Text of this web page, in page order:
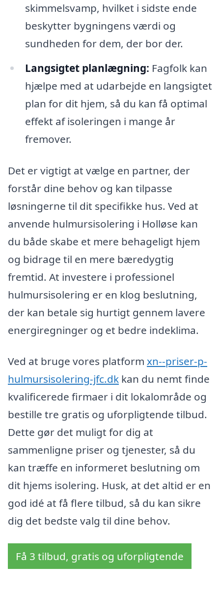
skimmelsvamp, hvilket i sidste ende
beskytter bygningens værdi og
sundheden for dem, der bor der.
Langsigtet planlægning: Fagfolk kan
hjælpe med at udarbejde en langsigtet
plan for dit hjem, så du kan få optimal
effekt af isoleringen i mange år
fremover.
Det er vigtigt at vælge en partner, der
forstår dine behov og kan tilpasse
løsningerne til dit specifikke hus. Ved at
anvende hulmursisolering i Holløse kan
du både skabe et mere behageligt hjem
og bidrage til en mere bæredygtig
fremtid. At investere i professionel
hulmursisolering er en klog beslutning,
der kan betale sig hurtigt gennem lavere
energiregninger og et bedre indeklima.
Ved at bruge vores platform xn--priser-p-
hulmursisolering-jfc.dk kan du nemt finde
kvalificerede firmaer i dit lokalområde og
bestille tre gratis og uforpligtende tilbud.
Dette gør det muligt for dig at
sammenligne priser og tjenester, så du
kan træffe en informeret beslutning om
dit hjems isolering. Husk, at det altid er en
god idé at få flere tilbud, så du kan sikre
dig det bedste valg til dine behov.
Få 3 tilbud, gratis og uforpligtende